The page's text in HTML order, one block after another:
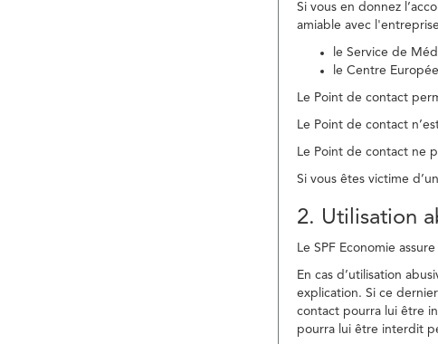
Si vous en donnez
amiable avec
le Service de
le Centre
Le Point de contact
Le Point de contact
Le Point de contact ne
Si vous êtes victime
2. Utilisation
Le SPF Economie
En cas d’utilisation
explication. Si ce
contact pourra lui être
pourra lui être interdit